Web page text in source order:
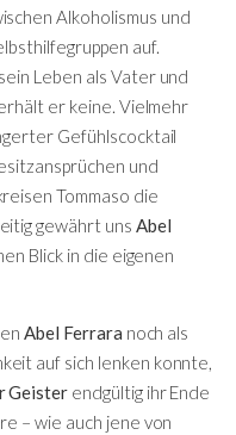
Alkoholismus und
auf.
Leben als Vater und
er keine. Vielmehr
Gefühlscocktail
und
Tommaso die
gewährt uns Abel
Blick in die eigenen
Abel Ferrara noch als
auf sich lenken konnte,
Geister endgültig ihr Ende
– wie auch jene von